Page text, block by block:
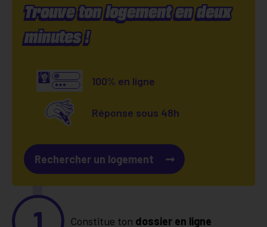
Trouve ton logement en deux
minutes !
100% en ligne
Réponse sous 48h
Rechercher un logement
Constitue ton dossier en ligne